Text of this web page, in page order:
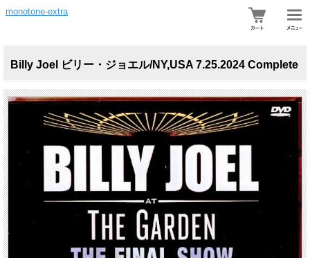
monotone-extra
Billy Joel ビリー・ジョエル/NY,USA 7.25.2024 Complete